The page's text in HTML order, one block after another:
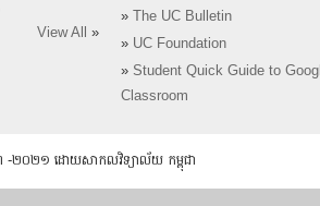
View All
»
»
The UC Bulletin
» UC Foundation
» Student Quick Guide to
Classroom
-២០២១ ដោយសាកលវិទ្យាល័យ កម្ពុជា